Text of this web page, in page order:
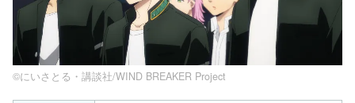
©にいさとる・講談社/WIND BREAKER Project